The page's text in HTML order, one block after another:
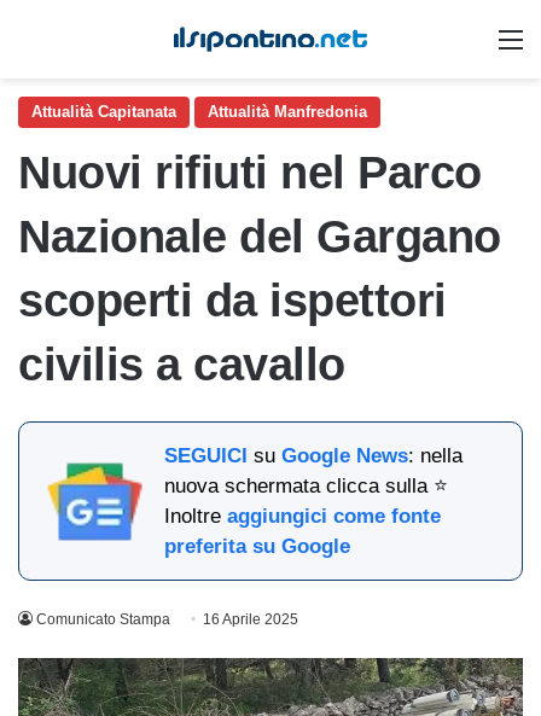
Attualità Capitanata Attualità Manfredonia
Nuovi rifiuti nel Parco
Nazionale del Gargano
scoperti da ispettori
civilis a cavallo
SEGUICI suGoogle News: nella
nuova schermata clicca sulla ⭐
Inoltreaggiungici come fonte
preferita su Google
Comunicato Stampa 16 Aprile 2025